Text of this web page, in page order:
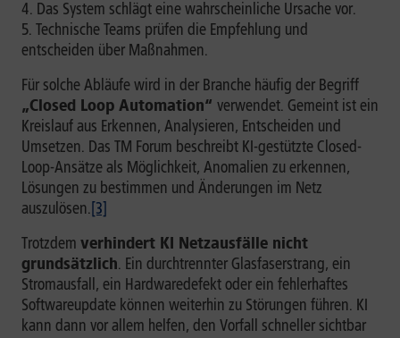
Das System schlägt eine wahrscheinliche Ursache vor.
Technische Teams prüfen die Empfehlung und
entscheiden über Maßnahmen.
Für solche Abläufe wird in der Branche häufig der Begriff
„Closed Loop Automation“ verwendet. Gemeint ist ein
Kreislauf aus Erkennen, Analysieren, Entscheiden und
Umsetzen. Das TM Forum beschreibt KI-gestützte Closed-
Loop-Ansätze als Möglichkeit, Anomalien zu erkennen,
Lösungen zu bestimmen und Änderungen im Netz
auszulösen.[3]
Trotzdem verhindert KI Netzausfälle nicht
grundsätzlich. Ein durchtrennter Glasfaserstrang, ein
Stromausfall, ein Hardwaredefekt oder ein fehlerhaftes
Softwareupdate können weiterhin zu Störungen führen. KI
kann dann vor allem helfen, den Vorfall schneller sichtbar